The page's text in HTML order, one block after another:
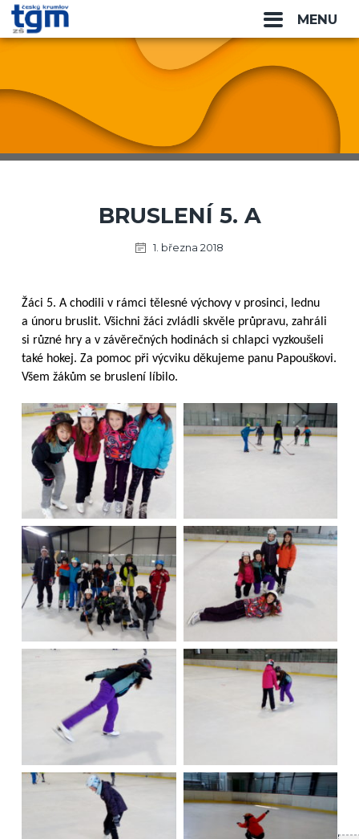
MENU
BRUSLENÍ 5. A
1. března 2018
Žáci 5. A chodili v rámci tělesné výchovy v prosinci, lednu
a únoru bruslit. Všichni žáci zvládli skvěle průpravu, zahráli
si různé hry a v závěrečných hodinách si chlapci vyzkoušeli
také hokej. Za pomoc při výcviku děkujeme panu Papouškovi.
Všem žákům se bruslení líbilo.